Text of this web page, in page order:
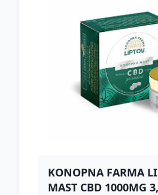
KONOPNA FARMA
MAST CBD 1000MG